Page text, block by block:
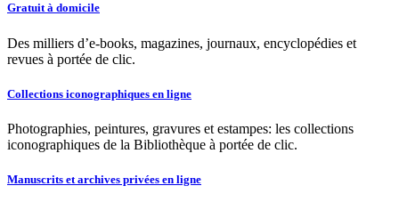
Gratuit à domicile
Des milliers d’e-books, magazines, journaux, encyclopédies et
revues à portée de clic.
Collections iconographiques en ligne
Photographies, peintures, gravures et estampes: les collections
iconographiques de la Bibliothèque à portée de clic.
Manuscrits et archives privées en ligne